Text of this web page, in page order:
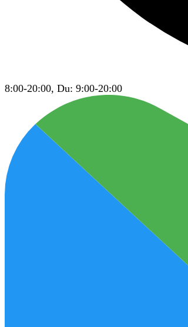
8:00-20:00, Du: 9:00-20:00